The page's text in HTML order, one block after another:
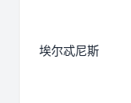
埃尔忒尼斯